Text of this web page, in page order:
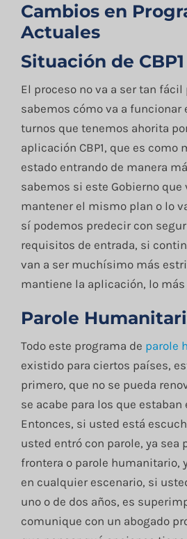
Cambios en
Actuales
Situación de CBP1
El proceso no va a ser tan fácil
sabemos cómo va a funcionar
turnos que tenemos ahorita
aplicación CBP1, que es como
estado entrando de manera
sabemos si este Gobierno que
mantener el mismo plan o lo
sí podemos predecir con
requisitos de entrada, si
van a ser muchísimo más
mantiene la aplicación, lo más
Parole
Todo este programa de parole
existido para ciertos países,
primero, que no se pueda
se acabe para los que estaban
Entonces, si usted está
usted entró con parole, ya sea
frontera o parole humanitario,
en cualquier escenario, si
uno o de dos años, es
comunique con un abogado